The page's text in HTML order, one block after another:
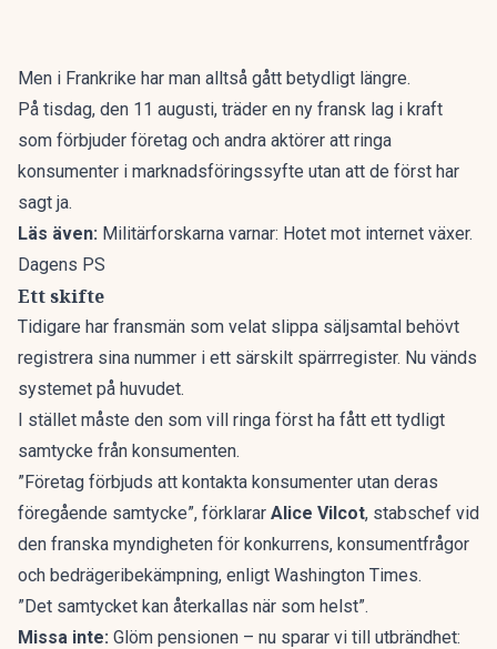
Men i Frankrike har man alltså gått betydligt längre.
På tisdag, den 11 augusti, träder en ny fransk lag i kraft
som förbjuder företag och andra aktörer att ringa
konsumenter i marknadsföringssyfte utan att de först har
sagt ja.
Läs även: Militärforskarna varnar: Hotet mot internet växer.
Dagens PS
Ett skifte
Tidigare har fransmän som velat slippa säljsamtal behövt
registrera sina nummer i ett särskilt spärrregister. Nu vänds
systemet på huvudet.
I stället måste den som vill ringa först ha fått ett tydligt
samtycke från konsumenten.
”Företag förbjuds att kontakta konsumenter utan deras
föregående samtycke”, förklarar Alice Vilcot, stabschef vid
den franska myndigheten för konkurrens, konsumentfrågor
och bedrägeribekämpning, enligt Washington Times.
”Det samtycket kan återkallas när som helst”.
Missa inte: Glöm pensionen – nu sparar vi till utbrändhet: